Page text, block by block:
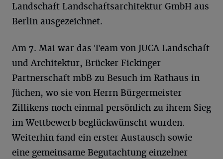
Landschaft Landschaftsarchitektur GmbH aus
Berlin ausgezeichnet.
Am 7. Mai war das Team von JUCA Landschaft
und Architektur, Brücker Fickinger
Partnerschaft mbB zu Besuch im Rathaus in
Jüchen, wo sie von Herrn Bürgermeister
Zillikens noch einmal persönlich zu ihrem Sieg
im Wettbewerb beglückwünscht wurden.
Weiterhin fand ein erster Austausch sowie
eine gemeinsame Begutachtung einzelner